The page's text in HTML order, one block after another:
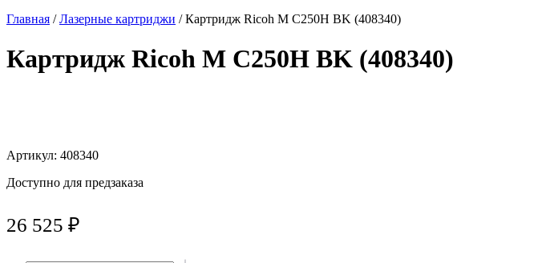
Главная /Лазерные картриджи / Картридж Ricoh M C250H BK (408340)
Картридж Ricoh M C250H BK (408340)
Артикул: 408340
Доступно для предзаказа
26 525 ₽